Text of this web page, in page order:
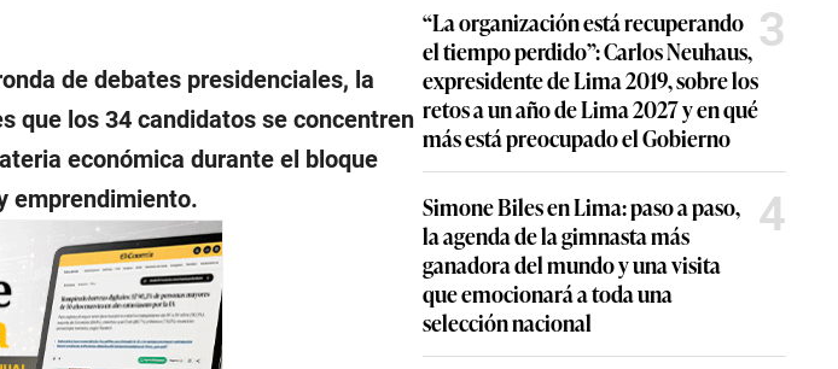
de debates presidenciales, la
que los 34 candidatos se concentren
económica durante el bloque
emprendimiento.
“La organización está recuperando
el tiempo perdido”: Carlos Neuhaus,
expresidente de Lima 2019, sobre los
retos a un año de Lima 2027 y en qué
más está preocupado el Gobierno
3
Simone Biles en Lima: paso a paso,
la agenda de la gimnasta más
ganadora del mundo y una visita
que emocionará a toda una
selección nacional
4